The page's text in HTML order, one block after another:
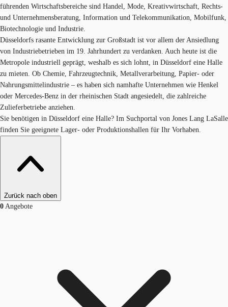
führenden Wirtschaftsbereiche sind Handel, Mode, Kreativwirtschaft, Rechts-
und Unternehmensberatung, Information und Telekommunikation, Mobilfunk,
Biotechnologie und Industrie.
Düsseldorfs rasante Entwicklung zur Großstadt ist vor allem der Ansiedlung
von Industriebetrieben im 19. Jahrhundert zu verdanken. Auch heute ist die
Metropole industriell geprägt, weshalb es sich lohnt, in Düsseldorf eine Halle
zu mieten. Ob Chemie, Fahrzeugtechnik, Metallverarbeitung, Papier- oder
Nahrungsmittelindustrie – es haben sich namhafte Unternehmen wie Henkel
oder Mercedes-Benz in der rheinischen Stadt angesiedelt, die zahlreiche
Zulieferbetriebe anziehen.
Sie benötigen in Düsseldorf eine Halle? Im Suchportal von Jones Lang LaSalle
finden Sie geeignete Lager- oder Produktionshallen für Ihr Vorhaben.
Zurück nach oben
0 Angebote